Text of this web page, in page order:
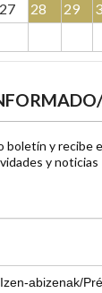
27 28 29
boletín y recibe
y noticias
abizenak/